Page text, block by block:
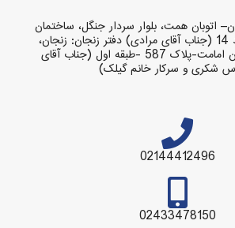
اتوبان همت، بلوار سردار جنگل، ساختمان
پویا پلاک 23 واحد 14 (جناب آقای مرادی) دفتر زنجان: زنجان،
میدان رسل، خیابان امامت-پلاک 587 -طبقه اول (جناب آقای
شکری و سرکار خانم گیلک)
02144412496
02433478150